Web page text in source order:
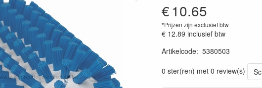
€10.65
*Prijzen zijn exclusief btw
€ 12.89 inclusief btw
Artikelcode: 5380503
0 ster(ren) met 0 review(s)